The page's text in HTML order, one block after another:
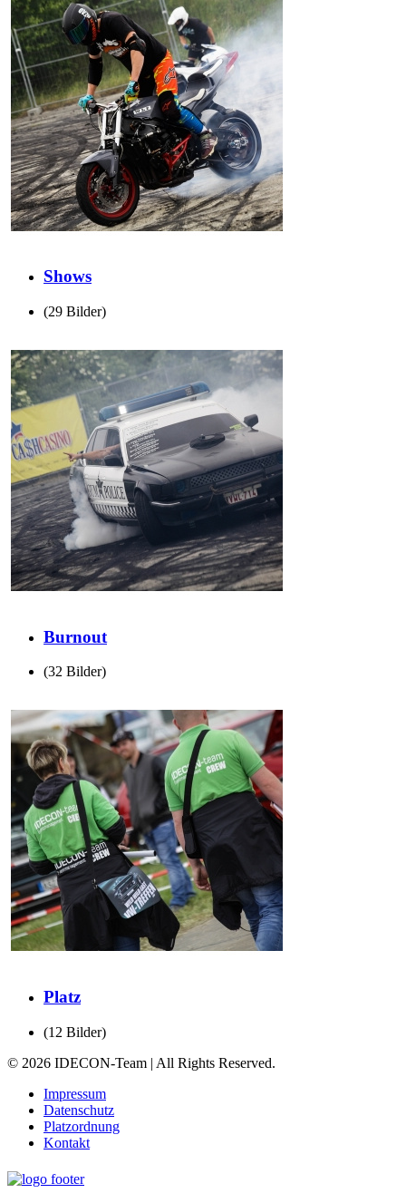
Shows
(29 Bilder)
Burnout
(32 Bilder)
Platz
(12 Bilder)
© 2026 IDECON-Team | All Rights Reserved.
Impressum
Datenschutz
Platzordnung
Kontakt